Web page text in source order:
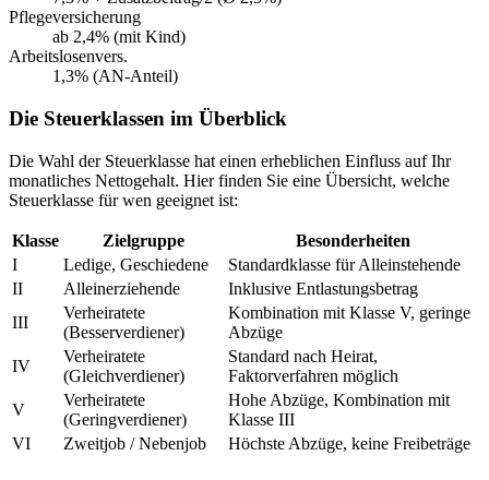
Pflegeversicherung
ab 2,4% (mit Kind)
Arbeitslosenvers.
1,3% (AN-Anteil)
Die Steuerklassen im Überblick
Die Wahl der Steuerklasse hat einen erheblichen Einfluss auf Ihr
monatliches Nettogehalt. Hier finden Sie eine Übersicht, welche
Steuerklasse für wen geeignet ist:
Klasse Zielgruppe
Besonderheiten
I
Ledige, Geschiedene
Standardklasse für Alleinstehende
II
Alleinerziehende
Inklusive Entlastungsbetrag
III
Verheiratete
(Besserverdiener)
Kombination mit Klasse V, geringe
Abzüge
IV
Verheiratete
(Gleichverdiener)
Standard nach Heirat,
Faktorverfahren möglich
V
Verheiratete
(Geringverdiener)
Hohe Abzüge, Kombination mit
Klasse III
VI
Zweitjob / Nebenjob Höchste Abzüge, keine Freibeträge